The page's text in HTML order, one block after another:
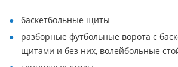
баскетбольные щиты
разборные футбольные ворота с
щитами и без них, волейбольные